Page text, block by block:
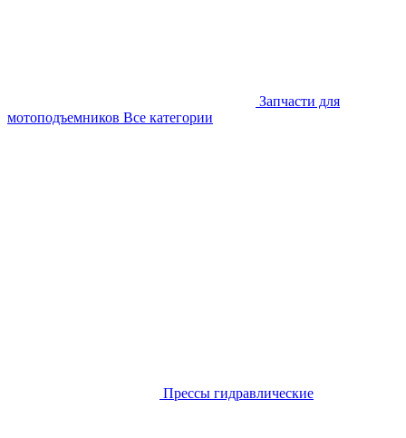
Запчасти для
мотоподъемников Все категории
Прессы гидравлические